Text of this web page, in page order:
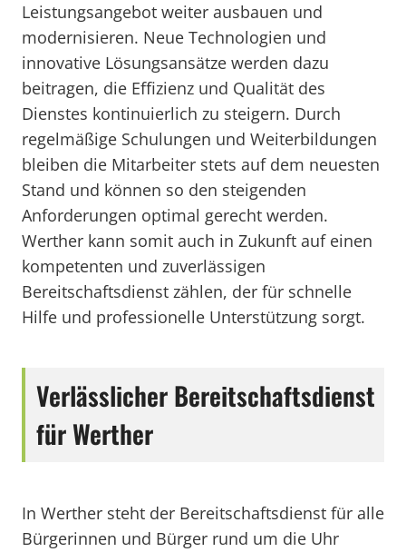
Leistungsangebot weiter ausbauen und
modernisieren. Neue Technologien und
innovative Lösungsansätze werden dazu
beitragen, die Effizienz und Qualität des
Dienstes kontinuierlich zu steigern. Durch
regelmäßige Schulungen und Weiterbildungen
bleiben die Mitarbeiter stets auf dem neuesten
Stand und können so den steigenden
Anforderungen optimal gerecht werden.
Werther kann somit auch in Zukunft auf einen
kompetenten und zuverlässigen
Bereitschaftsdienst zählen, der für schnelle
Hilfe und professionelle Unterstützung sorgt.
Verlässlicher Bereitschaftsdienst
für Werther
In Werther steht der Bereitschaftsdienst für alle
Bürgerinnen und Bürger rund um die Uhr